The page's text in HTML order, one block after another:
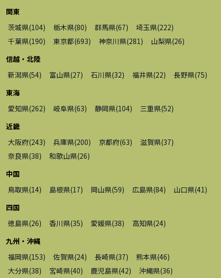
関東
茨城県(104) 栃木県(80) 群馬県(67) 埼玉県(222)
千葉県(190) 東京都(693) 神奈川県(281 ) 山梨県(26)
信越・北陸
新潟県(54) 富山県(27) 石川県(32) 福井県(22) 長野県(75)
東海
愛知県(262) 岐阜県(63) 静岡県(104) 三重県(52)
近畿
大阪府(243) 兵庫県(200) 京都府(63) 滋賀県(37)
奈良県(38) 和歌山県(26)
中国
鳥取県(14) 島根県(17) 岡山県(59) 広島県(84) 山口県(41 )
四国
徳島県(26) 香川県(35) 愛媛県(38) 高知県(24)
九州・沖縄
福岡県(153) 佐賀県(24) 長崎県(37) 熊本県(46)
大分県(38) 宮崎県(40) 鹿児島県(42) 沖縄県(36)